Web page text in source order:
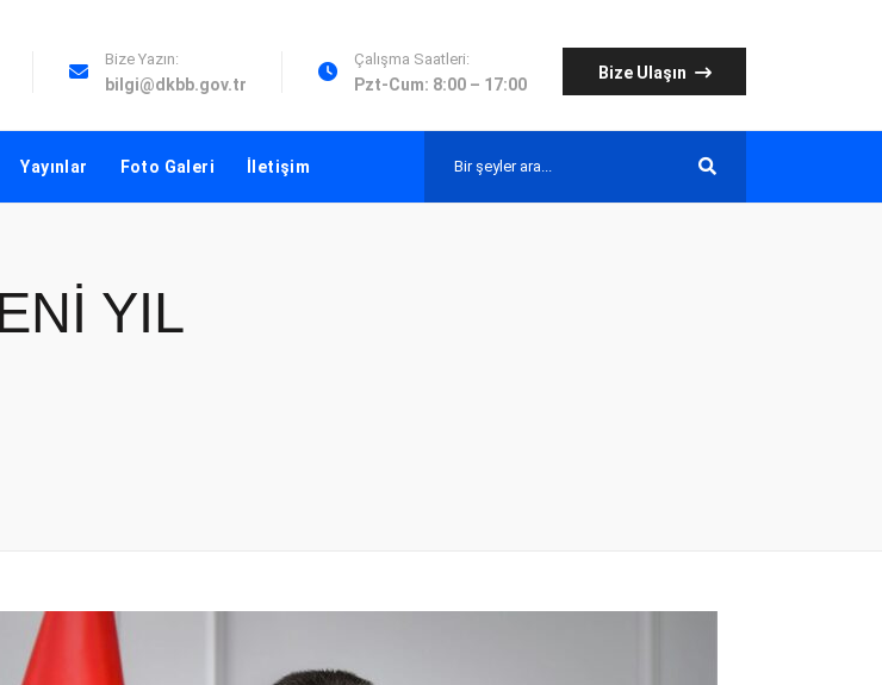
Bize Yazın:
bilgi@dkbb.gov.tr
Çalışma Saatleri:
Pzt-Cum: 8:00 – 17:00
Bize Ulaşın
Yayınlar Foto Galeri İletişim
YIL